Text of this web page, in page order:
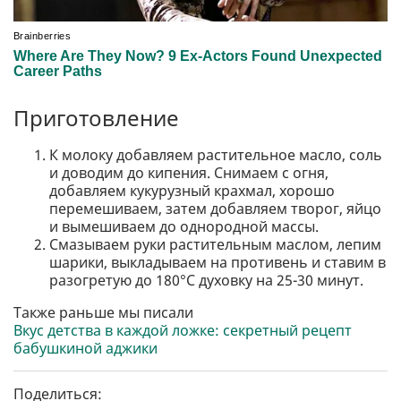
Приготовление
К молоку добавляем растительное масло, соль
и доводим до кипения. Снимаем с огня,
добавляем кукурузный крахмал, хорошо
перемешиваем, затем добавляем творог, яйцо
и вымешиваем до однородной массы.
Смазываем руки растительным маслом, лепим
шарики, выкладываем на противень и ставим в
разогретую до 180°C духовку на 25-30 минут.
Также раньше мы писали
Вкус детства в каждой ложке: секретный рецепт
бабушкиной аджики
Поделиться: